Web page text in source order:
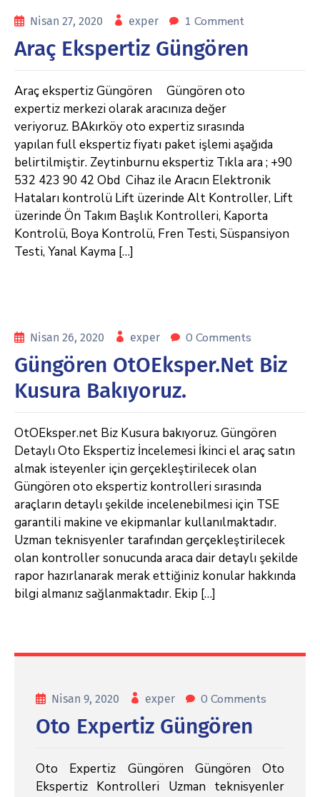
Nisan 27, 2020 exper 1 Comment
Araç Ekspertiz Güngören
Araç ekspertiz Güngören Güngören oto
expertiz merkezi olarak aracınıza değer
veriyoruz. BAkırköy oto expertiz sırasında
yapılan full ekspertiz fiyatı paket işlemi aşağıda
belirtilmiştir. Zeytinburnu ekspertiz Tıkla ara ; +90
532 423 90 42 Obd Cihaz ile Aracın Elektronik
Hataları kontrolü Lift üzerinde Alt Kontroller, Lift
üzerinde Ön Takım Başlık Kontrolleri, Kaporta
Kontrolü, Boya Kontrolü, Fren Testi, Süspansiyon
Testi, Yanal Kayma […]
Nisan 26, 2020 exper 0 Comments
Güngören OtOEksper.net Biz
Kusura Bakıyoruz.
OtOEksper.net Biz Kusura bakıyoruz. Güngören
Detaylı Oto Ekspertiz İncelemesi İkinci el araç satın
almak isteyenler için gerçekleştirilecek olan
Güngören oto ekspertiz kontrolleri sırasında
araçların detaylı şekilde incelenebilmesi için TSE
garantili makine ve ekipmanlar kullanılmaktadır.
Uzman teknisyenler tarafından gerçekleştirilecek
olan kontroller sonucunda araca dair detaylı şekilde
rapor hazırlanarak merak ettiğiniz konular hakkında
bilgi almanız sağlanmaktadır. Ekip […]
Nisan 9, 2020 exper 0 Comments
Oto Expertiz Güngören
Oto Expertiz Güngören Güngören Oto
Ekspertiz Kontrolleri Uzman teknisyenler